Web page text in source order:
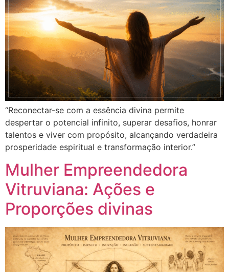
“Reconectar-se com a essência divina permite
despertar o potencial infinito, superar desafios, honrar
talentos e viver com propósito, alcançando verdadeira
prosperidade espiritual e transformação interior.”
Mulher Empreendedora
Vitruviana: Ações e
Proporções divinas